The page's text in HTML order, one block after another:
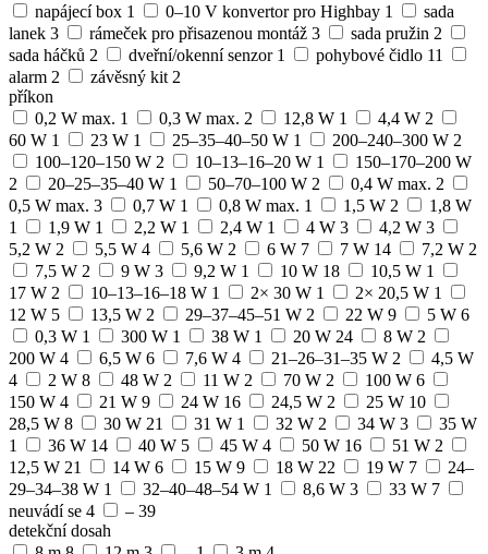
napájecí box 1 0–10 V konvertor pro Highbay 1
sada
lanek 3 rámeček pro přisazenou montáž 3 sada pružin 2
sada háčků 2 dveřní/okenní senzor 1 pohybové čidlo 11
alarm 2 závěsný kit 2
příkon
0,2 W max. 1 0,3 W max. 2 12,8 W 1 4,4 W 2
60 W 1 23 W 1 25–35–40–50 W 1 200–240–300 W 2
100–120–150 W 2 10–13–16–20 W 1
150–170–200 W
2
20–25–35–40 W 1 50–70–100 W 2 0,4 W max. 2
0,5 W max. 3 0,7 W 1 0,8 W max. 1 1,5 W 2
1,8 W
1
1,9 W 1 2,2 W 1 2,4 W 1 4 W 3 4,2 W 3
5,2 W 2 5,5 W 4 5,6 W 2 6 W 7 7 W 14 7,2 W 2
7,5 W 2 9 W 3 9,2 W 1 10 W 18 10,5 W 1
17 W 2 10–13–16–18 W 1 2× 30 W 1 2× 20,5 W 1
12 W 5 13,5 W 2 29–37–45–51 W 2 22 W 9 5 W 6
0,3 W 1 300 W 1 38 W 1 20 W 24 8 W 2
200 W 4 6,5 W 6 7,6 W 4 21–26–31–35 W 2
4,5 W
4
2 W 8 48 W 2 11 W 2 70 W 2 100 W 6
150 W 4 21 W 9 24 W 16 24,5 W 2 25 W 10
28,5 W 8 30 W 21 31 W 1 32 W 2 34 W 3
35 W
1
36 W 14 40 W 5 45 W 4 50 W 16 51 W 2
12,5 W 21 14 W 6 15 W 9 18 W 22 19 W 7
24–
29–34–38 W 1 32–40–48–54 W 1 8,6 W 3 33 W 7
neuvádí se 4 – 39
detekční dosah